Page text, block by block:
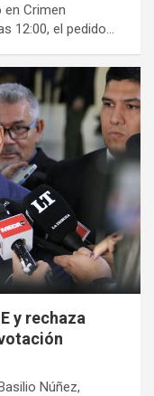
en Crimen
12:00, el pedido…
y rechaza
Núñez,